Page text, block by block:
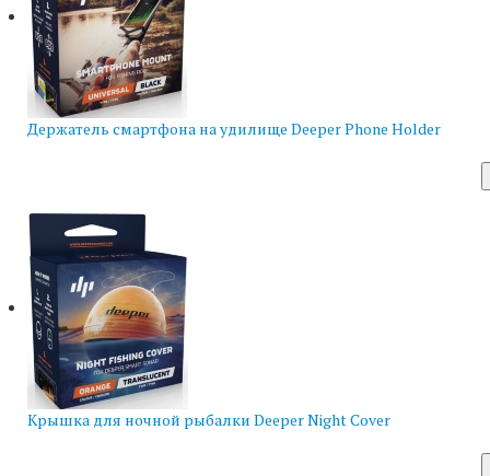
Держатель смартфона на удилище Deeper Phone Holder
Крышка для ночной рыбалки Deeper Night Cover